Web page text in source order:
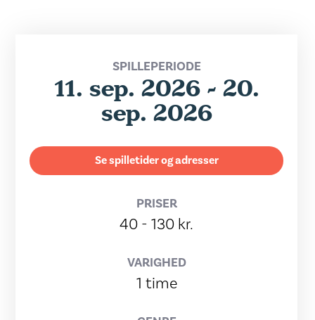
SPILLEPERIODE
11. sep. 2026 - 20.
sep. 2026
Se spilletider og adresser
PRISER
40 - 130 kr.
VARIGHED
1 time